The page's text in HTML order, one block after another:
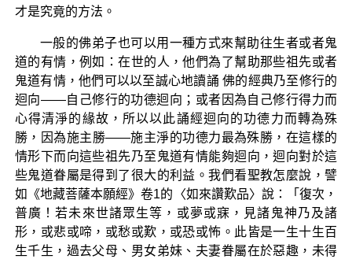
才是究竟的方法。
一般的佛弟子也可以用一種方式來幫助往生者或者鬼
道的有情，例如：在世的人，他們為了幫助那些祖先或者
鬼道有情，他們可以以至誠心地讀誦 佛的經典乃至修行的
迴向——自己修行的功德迴向；或者因為自己修行得力而
心得清淨的緣故，所以以此誦經迴向的功德力而轉為殊
勝，因為施主勝——施主淨的功德力最為殊勝，在這樣的
情形下而向這些祖先乃至鬼道有情能夠迴向，迴向對於這
些鬼道眷屬是得到了很大的利益。我們看聖教怎麼說，譬
如《地藏菩薩本願經》卷1的〈如來讚歎品〉說：「復次，
普廣！若未來世諸眾生等，或夢或寐，見諸鬼神乃及諸
形，或悲或啼，或愁或歎，或恐或怖。此皆是一生十生百
生千生，過去父母、男女弟妹、夫妻眷屬在於惡趣，未得